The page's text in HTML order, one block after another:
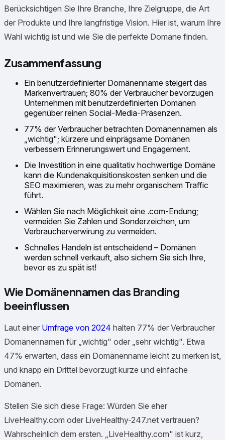
Berücksichtigen Sie Ihre Branche, Ihre Zielgruppe, die Art
der Produkte und Ihre langfristige Vision. Hier ist, warum Ihre
Wahl wichtig ist und wie Sie die perfekte Domäne finden.
Zusammenfassung
Ein benutzerdefinierter Domänenname steigert das
Markenvertrauen; 80% der Verbraucher bevorzugen
Unternehmen mit benutzerdefinierten Domänen
gegenüber reinen Social-Media-Präsenzen.
77% der Verbraucher betrachten Domänennamen als
„wichtig"; kürzere und einprägsame Domänen
verbessern Erinnerungswert und Engagement.
Die Investition in eine qualitativ hochwertige Domäne
kann die Kundenakquisitionskosten senken und die
SEO maximieren, was zu mehr organischem Traffic
führt.
Wählen Sie nach Möglichkeit eine .com-Endung;
vermeiden Sie Zahlen und Sonderzeichen, um
Verbraucherverwirung zu vermeiden.
Schnelles Handeln ist entscheidend – Domänen
werden schnell verkauft, also sichern Sie sich Ihre,
bevor es zu spät ist!
Wie Domänennamen das Branding
beeinflussen
Laut einer Umfrage von 2024 halten 77% der Verbraucher
Domänennamen für „wichtig" oder „sehr wichtig". Etwa
47% erwarten, dass ein Domänenname leicht zu merken ist,
und knapp ein Drittel bevorzugt kurze und einfache
Domänen.
Stellen Sie sich diese Frage: Würden Sie eher
LiveHealthy.com oder LiveHealthy-247.net vertrauen?
Wahrscheinlich dem ersten. „LiveHealthy.com" ist kurz,